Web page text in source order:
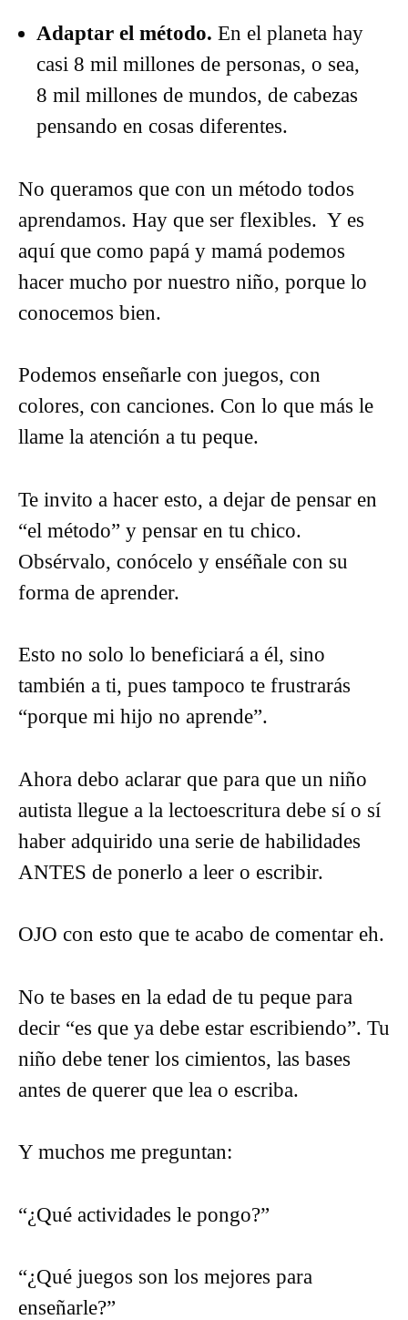
Adaptar el método. En el planeta hay
casi 8 mil millones de personas, o sea,
8 mil millones de mundos, de cabezas
pensando en cosas diferentes.
No queramos que con un método todos
aprendamos. Hay que ser flexibles. Y es
aquí que como papá y mamá podemos
hacer mucho por nuestro niño, porque lo
conocemos bien.
Podemos enseñarle con juegos, con
colores, con canciones. Con lo que más le
llame la atención a tu peque.
Te invito a hacer esto, a dejar de pensar en
“el método” y pensar en tu chico.
Obsérvalo, conócelo y enséñale con su
forma de aprender.
Esto no solo lo beneficiará a él, sino
también a ti, pues tampoco te frustrarás
“porque mi hijo no aprende”.
Ahora debo aclarar que para que un niño
autista llegue a la lectoescritura debe sí o sí
haber adquirido una serie de habilidades
ANTES de ponerlo a leer o escribir.
OJO con esto que te acabo de comentar eh.
No te bases en la edad de tu peque para
decir “es que ya debe estar escribiendo”. Tu
niño debe tener los cimientos, las bases
antes de querer que lea o escriba.
Y muchos me preguntan:
“¿Qué actividades le pongo?”
“¿Qué juegos son los mejores para
enseñarle?”